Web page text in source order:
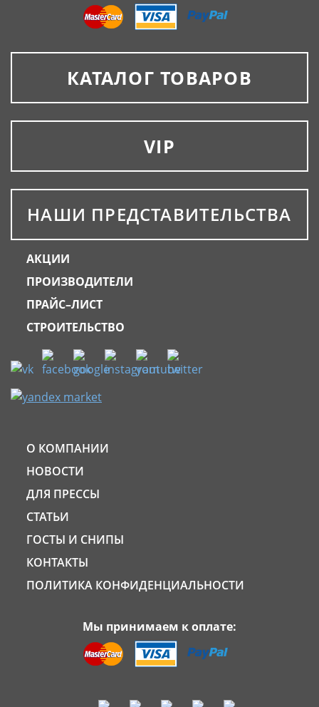
КАТАЛОГ ТОВАРОВ
VIP
НАШИ ПРЕДСТАВИТЕЛЬСТВА
АКЦИИ
ПРОИЗВОДИТЕЛИ
ПРАЙС–ЛИСТ
СТРОИТЕЛЬСТВО
О КОМПАНИИ
НОВОСТИ
ДЛЯ ПРЕССЫ
СТАТЬИ
ГОСТЫ И СНИПЫ
КОНТАКТЫ
ПОЛИТИКА КОНФИДЕНЦИАЛЬНОСТИ
Мы принимаем к оплате: